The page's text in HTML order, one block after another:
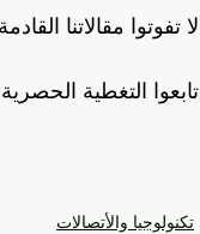
لا تفوتوا مقالاتنا
تابعوا التغطية
تكنولوجيا والأتصالات